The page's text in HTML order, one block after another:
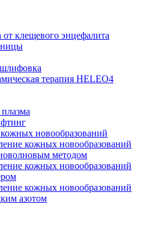
клещевого энцефалита
терапия HELEO4
новообразований
кожных новообразований
методом
кожных новообразований
кожных новообразований
азотом